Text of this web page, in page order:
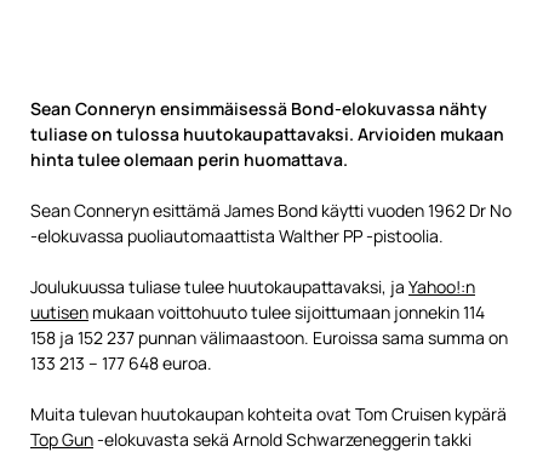
Sean Conneryn ensimmäisessä Bond-elokuvassa nähty
tuliase on tulossa huutokaupattavaksi. Arvioiden mukaan
hinta tulee olemaan perin huomattava.
Sean Conneryn esittämä James Bond käytti vuoden 1962 Dr No
-elokuvassa puoliautomaattista Walther PP -pistoolia.
Joulukuussa tuliase tulee huutokaupattavaksi, ja Yahoo!:n
uutisen mukaan voittohuuto tulee sijoittumaan jonnekin 114
158 ja 152 237 punnan välimaastoon. Euroissa sama summa on
133 213 – 177 648 euroa.
Muita tulevan huutokaupan kohteita ovat Tom Cruisen kypärä
Top Gun-elokuvasta sekä Arnold Schwarzeneggerin takki